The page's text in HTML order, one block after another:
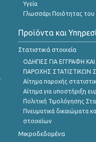
Υγεία
Γλωσσάρι Ποιότητας του
Προϊόντα και
Στατιστικά στοιχεία
ΟΔΗΓΙΕΣ ΓΙΑ ΕΓΓΡΑΦΗ
ΠΑΡΟΧΗΣ ΣΤΑΤΙΣΤΙΚΩΝ
Αίτημα παροχής
Αίτημα για υποστήριξη
Πολιτική Τιμολόγησης
Πνευματικά δικαιώματα
στοιχείων
Μικροδεδομένα